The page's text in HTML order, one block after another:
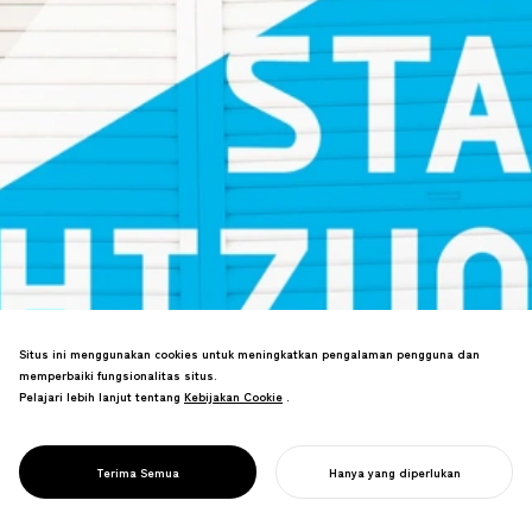
ON STAGE
SHIZUOKA
Branding pusat seni budaya Shizuoka.
menetapkan strategi untuk destinasi
seni pertunjukan internasional.
Situs ini menggunakan cookies untuk meningkatkan pengalaman pengguna dan
memperbaiki fungsionalitas situs.
Pelajari lebih lanjut tentang Kebijakan Cookie
Kebijakan Cookie .
Terima Semua Hanya yang diperlukan